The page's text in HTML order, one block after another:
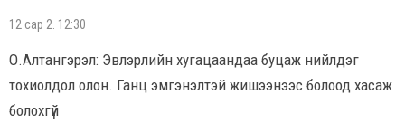
12 сар 2. 12:30
О.Алтангэрэл: Эвлэрлийн хугацаандаа буцаж нийлдэг
тохиолдол олон. Ганц эмгэнэлтэй жишээнээс болоод хасаж
болохгүй